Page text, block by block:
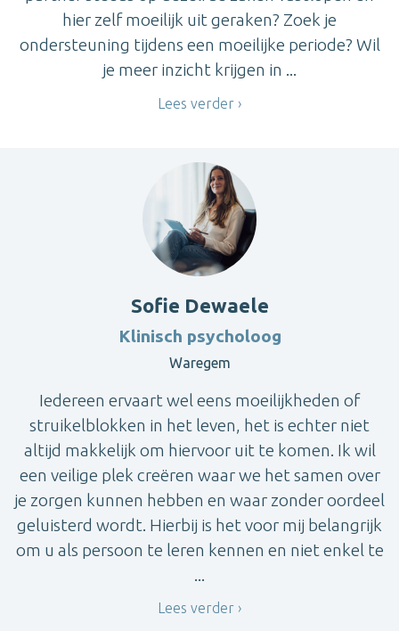
hier zelf moeilijk uit geraken? Zoek je
ondersteuning tijdens een moeilijke periode? Wil
je meer inzicht krijgen in ...
Lees verder
Sofie Dewaele
Klinisch psycholoog
Waregem
Iedereen ervaart wel eens moeilijkheden of
struikelblokken in het leven, het is echter niet
altijd makkelijk om hiervoor uit te komen. Ik wil
een veilige plek creëren waar we het samen over
je zorgen kunnen hebben en waar zonder oordeel
geluisterd wordt. Hierbij is het voor mij belangrijk
om u als persoon te leren kennen en niet enkel te
...
Lees verder